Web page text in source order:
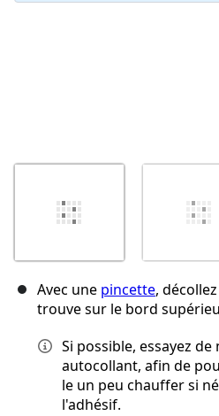
Avec une pincette,
trouve sur le bord
Si possible, essayez
autocollant, afin de
le un peu chauffer si
l'adhésif.